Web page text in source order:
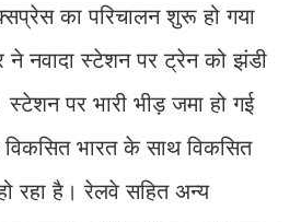
का परिचालन शुरू हो गया
नवादा स्टेशन पर ट्रेन को झंडी
स्टेशन पर भारी भीड़ जमा हो गई
भारत के साथ विकसित
रहा है। रेलवे सहित अन्य